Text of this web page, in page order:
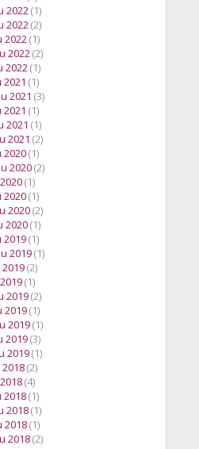
2022(1)
2022(2)
2022(1)
2022(2)
2022(1)
(1)
2021 (3)
(1)
2021 (1)
2021 (2)
(1)
2020(2)
(1)
(1)
2020(2)
2020(1)
(1)
2019(1)
(2)
(1)
2019(2)
2019(1)
2019(1)
2019(3)
2019(1)
(2)
(4)
(1)
2018(1)
2018(1)
2018(2)